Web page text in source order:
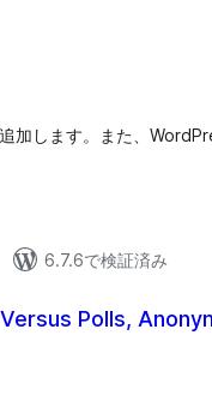
加します。また、
6.7.6で検証済み
Polls,